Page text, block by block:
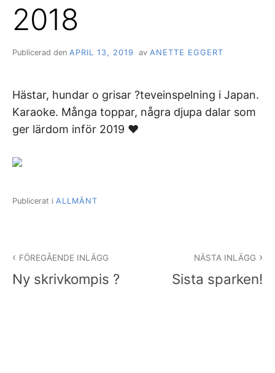
2018
Publicerad den APRIL 13, 2019 av ANETTE EGGERT
Hästar, hundar o grisar ?teveinspelning i Japan.
Karaoke. Många toppar, några djupa dalar som
ger lärdom inför 2019 ❤️
Publicerat i ALLMÄNT
FÖREGÅENDE INLÄGG
Ny skrivkompis ?
NÄSTA INLÄGG
Sista sparken!